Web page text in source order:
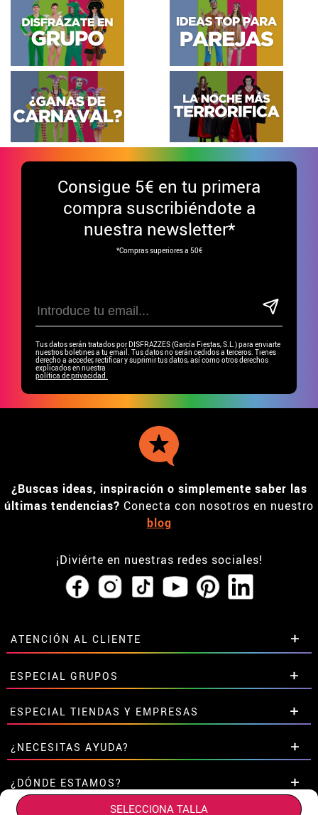
SELECCIONA TALLA
Consigue 5€ en tu primera
compra suscribiéndote a
nuestra newsletter*
*Compras superiores a 50€
Tus datos serán tratados por DISFRAZZES (García Fiestas, S.L.) para enviarte
nuestros boletines a tu email. Tus datos no serán cedidos a terceros. Tienes
derecho a acceder, rectificar y suprimir tus datos, así como otros derechos
explicados en nuestra
política de privacidad.
¿Buscas ideas, inspiración o simplemente saber las
últimas tendencias? Conecta con nosotros en nuestro
blog
¡Diviérte en nuestras redes sociales!
ATENCIÓN AL CLIENTE
• Horario tienda IBI
•Descuento estudiantes
• Sobre nosotros
• Condiciones de venta
• Aviso legal yPrivacidad
• Atencion al cliente
• Uso de Cookies
•Configuración de cookies
• Trabaja con nosotros
ESPECIAL GRUPOS
Descuentos especiales para grupos.
Contáctanos aquí
ESPECIAL TIENDAS Y EMPRESAS
Descuentos exclusivos para tiendas y empresas.
Contáctanos aquí
¿NECESITAS AYUDA?
Aún no he hecho mi pedido
Ya he realizado mi pedido
¿DÓNDE ESTAMOS?